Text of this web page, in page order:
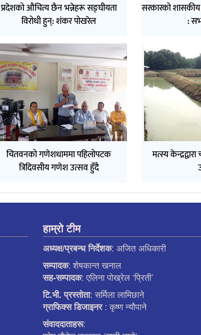
प्रदेशको औचित्य छैन भन्नेहरू सङ्घीयता
विरोधी हुन्: शंकर पोखरेल
सरकारको
:
चितवनको गणेशधाममा पहिलोपटक
त्रिदिवसीय गणेश उत्सव हुँदै
मत्स्य
हाम्रो टीम
अध्यक्ष/प्रबन्ध निर्देशक: अजित अधिकारी
सम्पादक: शेषकान्त खनाल
सह-सम्पादक: एलिना पाेख्रेल ‘प्रिती’
टि.भी. प्रस्ताेता: सर्मिला लामिछाने
ग्राफिक्स डिजाइनर: कृष्ण न्याैपाने
संवाददाताहरू: